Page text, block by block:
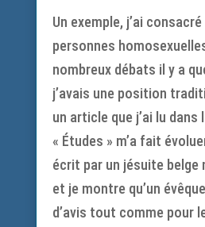
Un exemple, j’ai
personnes
nombreux débats il y a
j’avais une position
un article que j’ai lu dans
« Études » m’a fait
écrit par un jésuite belge
et je montre qu’un
d’avis tout comme pour